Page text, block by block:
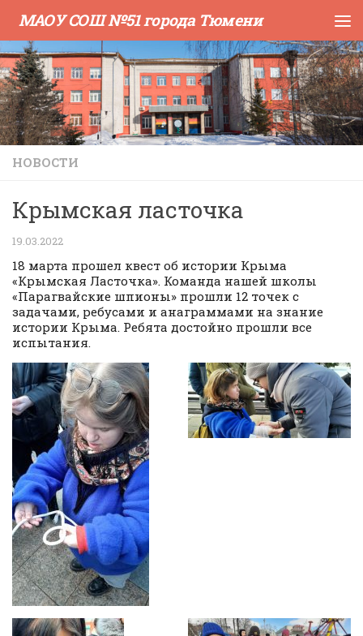
Skip to content
МАОУ СОШ №51 города Тюмени
НОВОСТИ
Крымская ласточка
19.03.2022
18 марта прошел квест об истории Крыма
«Крымская Ласточка». Команда нашей школы
«Парагвайские шпионы» прошли 12 точек с
задачами, ребусами и анаграммами на знание
истории Крыма. Ребята достойно прошли все
испытания.